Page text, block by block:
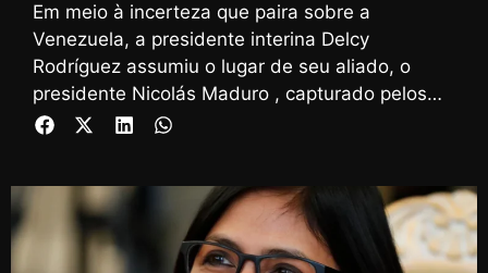
Em meio à incerteza que paira sobre a
Venezuela, a presidente interina Delcy
Rodríguez assumiu o lugar de seu aliado, o
presidente Nicolás Maduro , capturado pelos
Estados Unidos em uma operação militar
mudança drástica nas relações entre os
governos rivais.